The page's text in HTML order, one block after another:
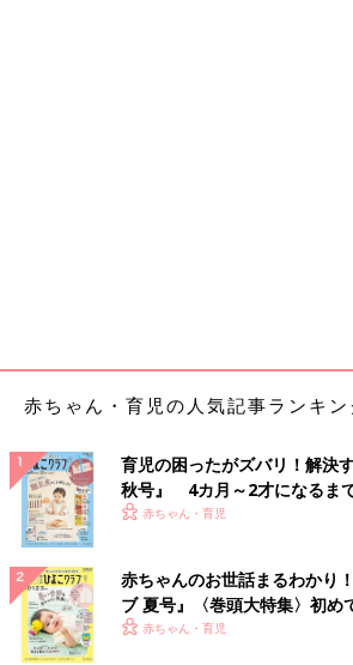
赤ちゃん・育児の人気記事ランキン
育児の困ったがズバリ！解決
秋号』 4カ月～2才になるま
いっぱい！
赤ちゃん・育児
赤ちゃんのお世話まるわかり
ブ 夏号』〈巻頭大特集〉初め
く！ おっぱい・ミルクの基本
赤ちゃん・育児